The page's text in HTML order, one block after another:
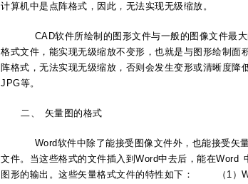
计算机中是点阵格式，因此，无法实现无级缩放。
CAD软件所绘制的图形文件与一般的图像文件最
格式文件 ，能实现无级缩放不变形，也就是与图形绘制
阵格式，无法实现无级缩放，否则会发生变形或清晰度降
JPG等。
二、 矢量图的格式
Word软件中除了能接受图像文件外，也能接受矢
文件。当这些格式的文件插入到Word中去后，能在Word
图形的输出。这些矢量格式文件的特性如下： （1）